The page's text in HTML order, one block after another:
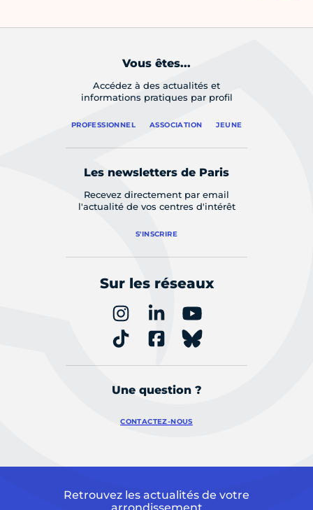
Vous êtes...
Accédez à des actualités et
informations pratiques par profil
PROFESSIONNEL ASSOCIATION JEUNE
Les newsletters de Paris
Recevez directement par email
l'actualité de vos centres d'intérêt
S'INSCRIRE
Sur les réseaux
Une question ?
CONTACTEZ-NOUS
Retrouvez les actualités de votre